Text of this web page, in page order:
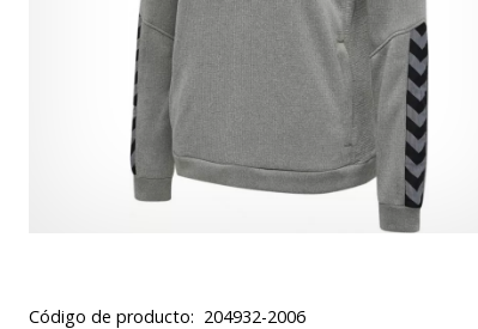
Código de producto: 204932-2006